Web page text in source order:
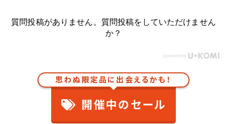
質問投稿がありません。質問投稿をしていただけません
か？
思わぬ限定品に出会えるかも！
開催中のセール